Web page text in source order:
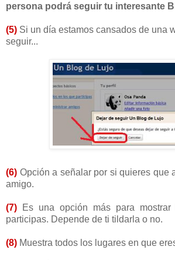
persona podrá seguir tu interesante
(5) Si un día estamos cansados de una
seguir...
(6) Opción a señalar por si quieres que
amigo.
(7)
Es una opción más para
participas. Depende de ti tildarla o no.
(8) Muestra todos los lugares en que